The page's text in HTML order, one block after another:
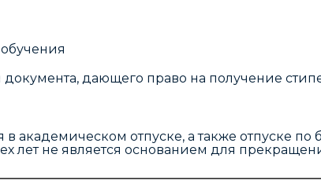
документа, дающего право на получение
академическом отпуске, а также отпуске
лет не является основанием для